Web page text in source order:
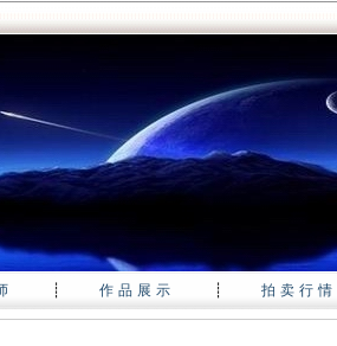
┊ 作品展示 ┊ 拍卖行情